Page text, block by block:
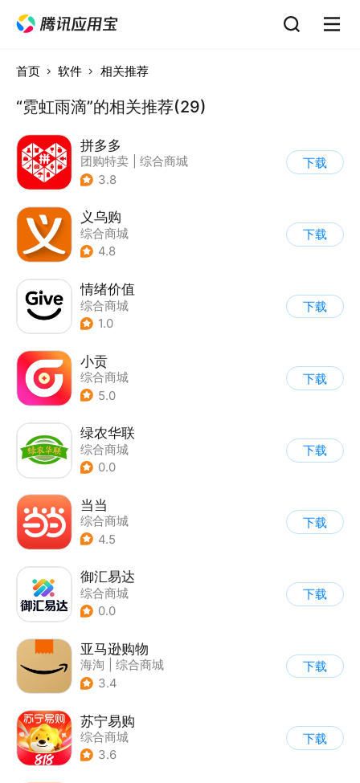
首页 软件 相关推荐
“霓虹雨滴”的相关推荐(29)
拼多多
团购特卖
综合商城
3.8
下载
义乌购
综合商城
4.8
下载
情绪价值
综合商城
1.0
下载
小贡
综合商城
5.0
下载
绿农华联
综合商城
0.0
下载
当当
综合商城
4.5
下载
御汇易达
综合商城
0.0
下载
亚马逊购物
海淘
综合商城
3.4
下载
苏宁易购
综合商城
3.6
下载